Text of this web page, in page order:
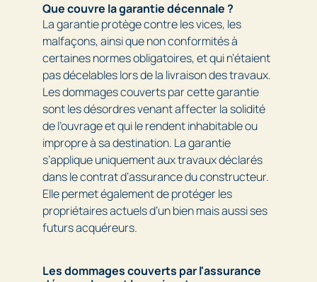
Que couvre la garantie décennale ?
La garantie protège contre les vices, les
malfaçons, ainsi que non conformités à
certaines normes obligatoires, et qui n’étaient
pas décelables lors de la livraison des travaux.
Les dommages couverts par cette garantie
sont les désordres venant affecter la solidité
de l’ouvrage et qui le rendent inhabitable ou
impropre à sa destination. La garantie
s’applique uniquement aux travaux déclarés
dans le contrat d’assurance du constructeur.
Elle permet également de protéger les
propriétaires actuels d’un bien mais aussi ses
futurs acquéreurs.
Les dommages couverts par l'assurance